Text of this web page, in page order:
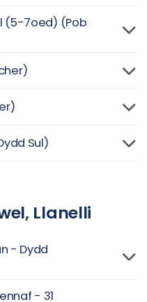
(5-7oed) (Pob
Sul)
Llanelli
- Dydd
- 31